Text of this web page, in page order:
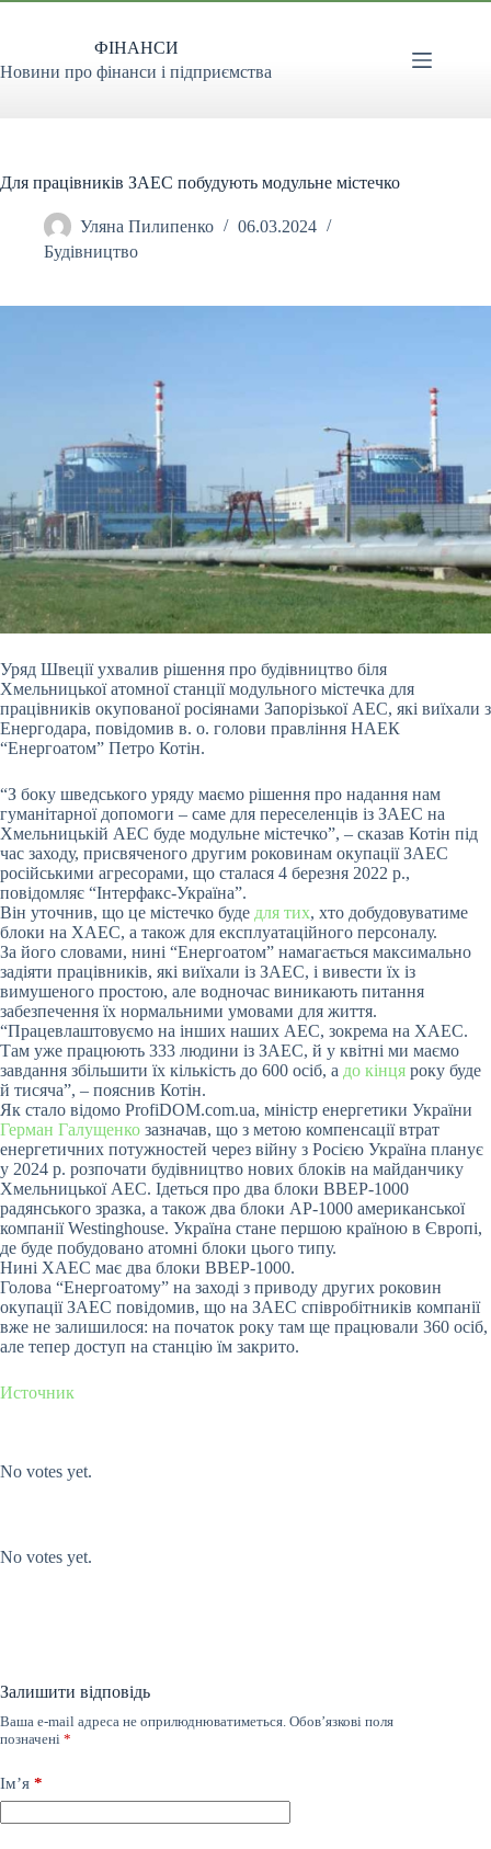
Перейти
ФІНАНСИ
Новини про фінанси і підприємства
Для працiвникiв ЗАЕС побудують модульне мiстечко
Уляна Пилипенко
06.03.2024
Будівництво
Уряд Швецiї ухвалив рiшення про будiвництво бiля
Хмельницької атомної станцiї модульного мiстечка для
працiвникiв окупованої росiянами Запорiзької АЕС, якi виїхали з
Енергодара, повiдомив в. о. голови правлiння НАЕК
“Енергоатом” Петро Котiн.
“З боку шведського уряду маємо рiшення про надання нам
гуманiтарної допомоги – саме для переселенцiв iз ЗАЕС на
Хмельницькiй АЕС буде модульне мiстечко”, – сказав Котiн пiд
час заходу, присвяченого другим роковинам окупацiї ЗАЕС
росiйськими агресорами, що сталася 4 березня 2022 р.,
повiдомляє “Iнтерфакс-Україна”.
Вiн уточнив, що це мiстечко буде для тих, хто добудовуватиме
блоки на ХАЕС, а також для експлуатацiйного персоналу.
За його словами, нинi “Енергоатом” намагається максимально
задiяти працiвникiв, якi виїхали iз ЗАЕС, i вивести їх iз
вимушеного простою, але водночас виникають питання
забезпечення їх нормальними умовами для життя.
“Працевлаштовуємо на iнших наших АЕС, зокрема на ХАЕС.
Там уже працюють 333 людини iз ЗАЕС, й у квiтнi ми маємо
завдання збiльшити їх кiлькiсть до 600 осiб, а до кiнця року буде
й тисяча”, – пояснив Котiн.
Як стало вiдомо ProfiDOM.com.ua, мiнiстр енергетики України
Герман Галущенко зазначав, що з метою компенсацiї втрат
енергетичних потужностей через вiйну з Росiєю Україна планує
у 2024 р. розпочати будiвництво нових блокiв на майданчику
Хмельницької АЕС. Iдеться про два блоки ВВЕР-1000
радянського зразка, а також два блоки AP-1000 американської
компанiї Westinghouse. Україна стане першою країною в Європi,
де буде побудовано атомнi блоки цього типу.
Нинi ХАЕС має два блоки ВВЕР-1000.
Голова “Енергоатому” на заходi з приводу других роковин
окупацiї ЗАЕС повiдомив, що на ЗАЕС спiвробiтникiв компанiї
вже не залишилося: на початок року там ще працювали 360 осiб,
але тепер доступ на станцiю їм закрито.
Источник
No votes yet.
No votes yet.
Залишити відповідь
Ваша e-mail адреса не оприлюднюватиметься. Обов’язкові поля
позначені *
Ім’я *